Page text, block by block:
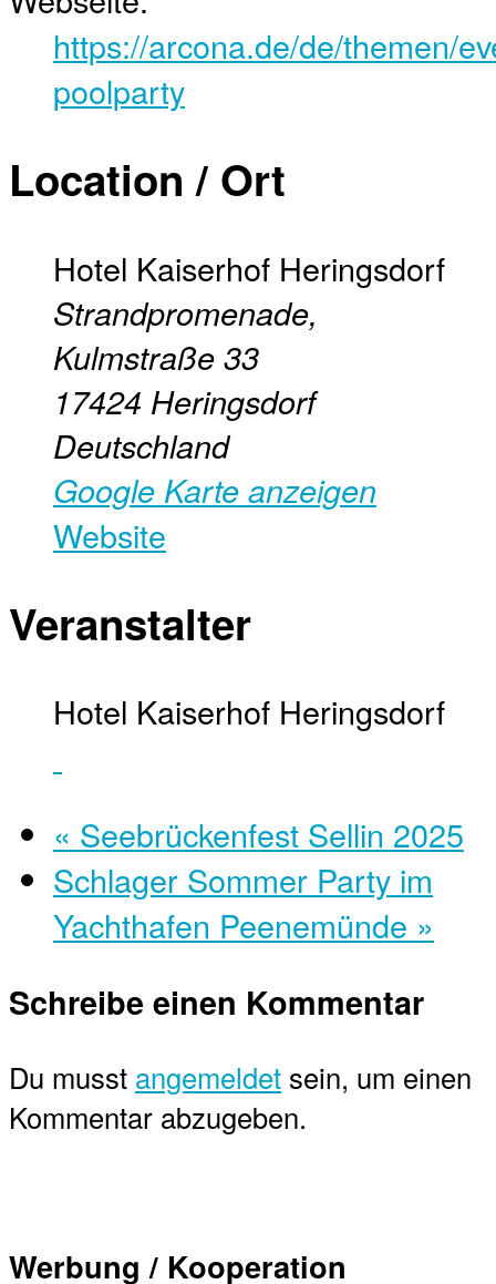
https://arcona.de/de/themen/
poolparty
Location / Ort
Hotel Kaiserhof Heringsdorf
Strandpromenade,
Kulmstraße 33
17424 Heringsdorf
Deutschland
Google Karte anzeigen
Website
Veranstalter
Hotel Kaiserhof Heringsdorf
« Seebrückenfest Sellin 2025
Schlager Sommer Party im
Yachthafen Peenemünde »
Schreibe einen Kommentar
Du musst angemeldet sein, um einen
Kommentar abzugeben.
Werbung / Kooperation